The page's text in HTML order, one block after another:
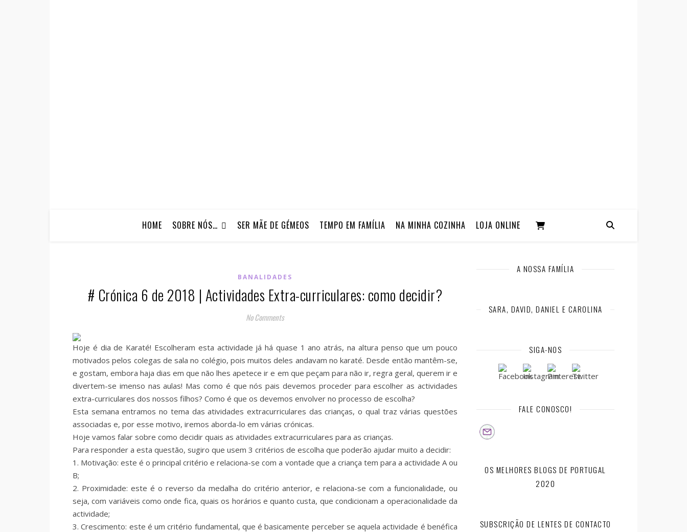
HOME SOBRE NÓS… SER MÃE DE GÉMEOS TEMPO EM FAMÍLIA NA MINHA COZINHA LOJA ONLINE
BANALIDADES
# Crónica 6 de 2018 | Actividades Extra-curriculares: como decidir?
No Comments
Hoje é dia de Karaté! Escolheram esta actividade já há quase 1 ano atrás, na altura penso que um pouco
motivados pelos colegas de sala no colégio, pois muitos deles andavam no karaté. Desde então mantêm-se,
e gostam, embora haja dias em que não lhes apetece ir e em que peçam para não ir, regra geral, querem ir e
divertem-se imenso nas aulas! Mas como é que nós pais devemos proceder para escolher as actividades
extra-curriculares dos nossos filhos? Como é que os devemos envolver no processo de escolha?
Esta semana entramos no tema das atividades extracurriculares das crianças, o qual traz várias questões
associadas e, por esse motivo, iremos aborda-lo em várias crónicas.
Hoje vamos falar sobre como decidir quais as atividades extracurriculares para as crianças.
Para responder a esta questão, sugiro que usem 3 critérios de escolha que poderão ajudar muito a decidir:
1. Motivação: este é o principal critério e relaciona-se com a vontade que a criança tem para a actividade A ou
B;
2. Proximidade: este é o reverso da medalha do critério anterior, e relaciona-se com a funcionalidade, ou
seja, com variáveis como onde fica, quais os horários e quanto custa, que condicionam a operacionalidade da
actividade;
3. Crescimento: este é um critério fundamental, que é basicamente perceber se aquela actividade é benéfica
A NOSSA FAMÍLIA
SARA, DAVID, DANIEL E CAROLINA
SIGA-NOS
FALE CONOSCO!
OS MELHORES BLOGS DE PORTUGAL
2020
SUBSCRIÇÃO DE LENTES DE CONTACTO